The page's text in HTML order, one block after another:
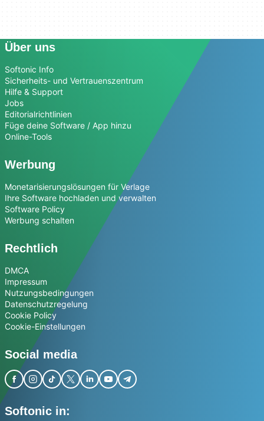
Über uns
Softonic Info
Sicherheits- und Vertrauenszentrum
Hilfe & Support
Jobs
Editorialrichtlinien
Füge deine Software / App hinzu
Online-Tools
Werbung
Monetarisierungslösungen für Verlage
Ihre Software hochladen und verwalten
Software Policy
Werbung schalten
Rechtlich
DMCA
Impressum
Nutzungsbedingungen
Datenschutzregelung
Cookie Policy
Cookie-Einstellungen
Social media
Softonic in: